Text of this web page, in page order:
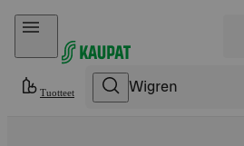
Hyppää sisältöön
Tuotteet